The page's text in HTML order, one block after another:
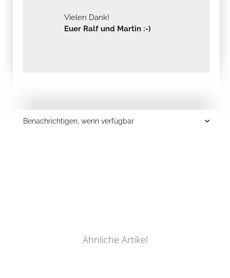
Vielen Dank!
Euer Ralf und Martin :-)
Benachrichtigen, wenn verfügbar
Ähnliche Artikel